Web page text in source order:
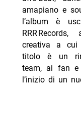
amapiano e
l’album è
RRR
creativa a cui
titolo è un
team, ai fan e
l’inizio di un